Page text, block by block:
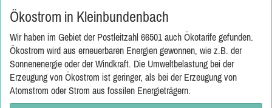
Ökostrom in Kleinbundenbach
Wir haben im Gebiet der Postleitzahl 66501 auch Ökotarife gefunden.
Ökostrom wird aus erneuerbaren Energien gewonnen, wie z.B. der
Sonnenenergie oder der Windkraft. Die Umweltbelastung bei der
Erzeugung von Ökostrom ist geringer, als bei der Erzeugung von
Atomstrom oder Strom aus fossilen Energieträgern.